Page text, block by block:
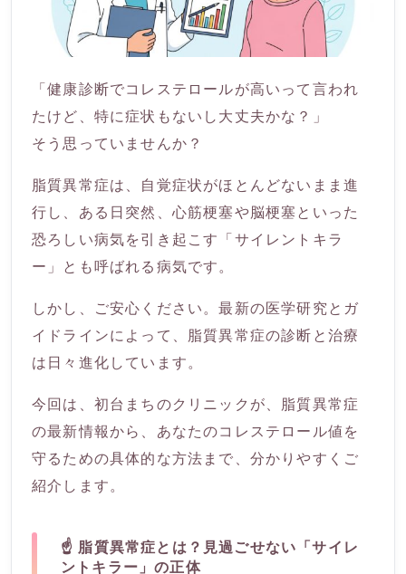
「健康診断でコレステロールが高いって言われ
たけど、特に症状もないし大丈夫かな？」
そう思っていませんか？
脂質異常症は、自覚症状がほとんどないまま進
行し、ある日突然、心筋梗塞や脳梗塞といった
恐ろしい病気を引き起こす「サイレントキラ
ー」とも呼ばれる病気です。
しかし、ご安心ください。最新の医学研究とガ
イドラインによって、脂質異常症の診断と治療
は日々進化しています。
今回は、初台まちのクリニックが、脂質異常症
の最新情報から、あなたのコレステロール値を
守るための具体的な方法まで、分かりやすくご
紹介します。
☝️ 脂質異常症とは？見過ごせない「サイレ
ントキラー」の正体